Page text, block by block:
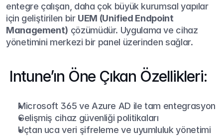
entegre çalışan, daha çok büyük kurumsal yapılar
için geliştirilen bir UEM (Unified Endpoint
Management) çözümüdür. Uygulama ve cihaz
yönetimini merkezi bir panel üzerinden sağlar.
Intune’ın Öne Çıkan Özellikleri:
Microsoft 365 ve Azure AD ile tam entegrasyon
Gelişmiş cihaz güvenliği politikaları
Uçtan uca veri şifreleme ve uyumluluk yönetimi